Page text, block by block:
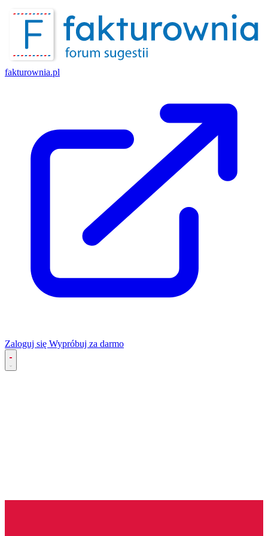
fakturownia.pl
Zaloguj się Wypróbuj za darmo